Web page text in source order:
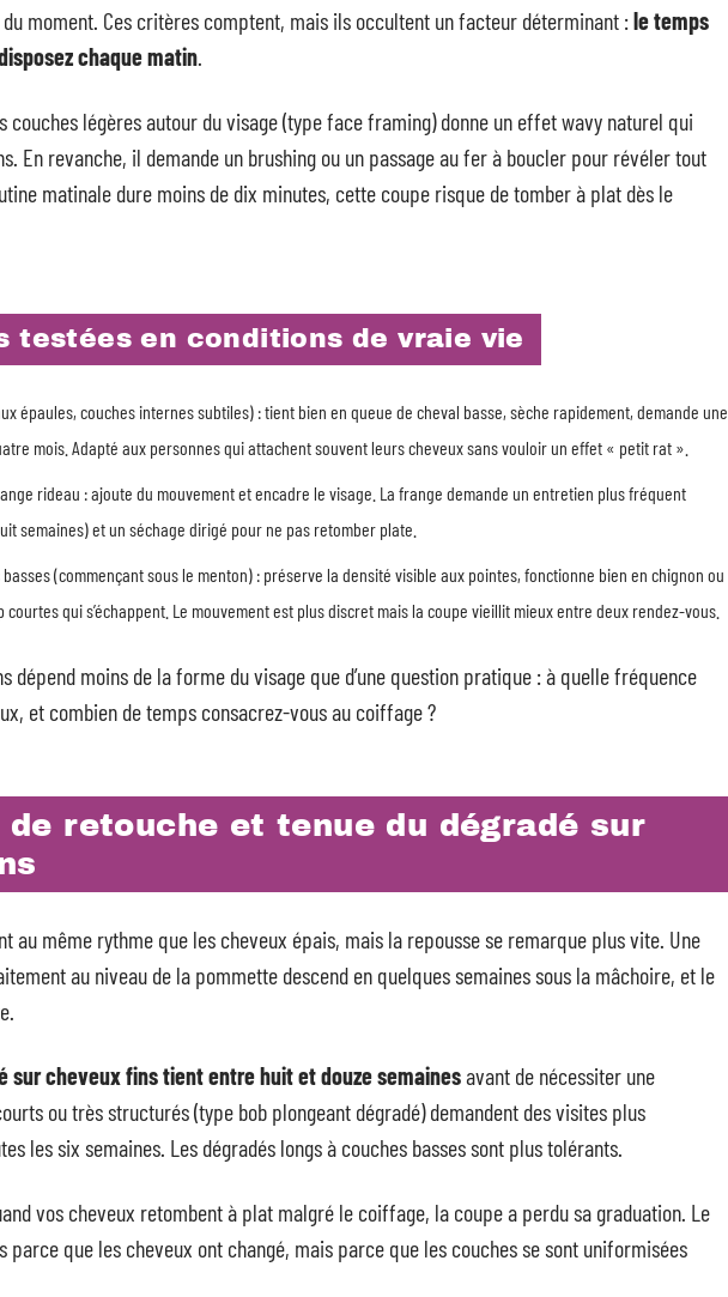
moment. Ces critères comptent, mais ils occultent un facteur déterminant :le temps
chaque matin.
couches légères autour du visage (type face framing) donne un effet wavy naturel qui
En revanche, il demande un brushing ou un passage au fer à boucler pour révéler tout
matinale dure moins de dix minutes, cette coupe risque de tomber à plat dès le
testées en conditions de vraie vie
épaules, couches internes subtiles) : tient bien en queue de cheval basse, sèche rapidement, demande une
mois. Adapté aux personnes qui attachent souvent leurs cheveux sans vouloir un effet « petit rat ».
rideau : ajoute du mouvement et encadre le visage. La frange demande un entretien plus fréquent
semaines) et un séchage dirigé pour ne pas retomber plate.
(commençant sous le menton) : préserve la densité visible aux pointes, fonctionne bien en chignon ou
qui s’échappent. Le mouvement est plus discret mais la coupe vieillit mieux entre deux rendez-vous.
dépend moins de la forme du visage que d’une question pratique : à quelle fréquence
et combien de temps consacrez-vous au coiffage ?
de retouche et tenue du dégradé sur
au même rythme que les cheveux épais, mais la repousse se remarque plus vite. Une
au niveau de la pommette descend en quelques semaines sous la mâchoire, et le
sur cheveux fins tient entre huit et douze semainesavant de nécessiter une
ou très structurés (type bob plongeant dégradé) demandent des visites plus
les six semaines. Les dégradés longs à couches basses sont plus tolérants.
vos cheveux retombent à plat malgré le coiffage, la coupe a perdu sa graduation. Le
parce que les cheveux ont changé, mais parce que les couches se sont uniformisées